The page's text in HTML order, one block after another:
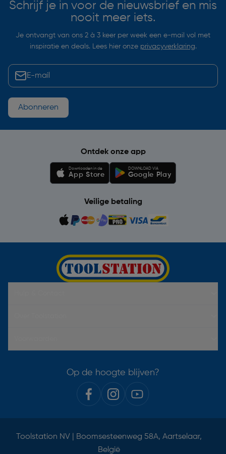
Schrijf je in voor de nieuwsbrief en mis
nooit meer iets.
Je ontvangt van ons 2 à 3 keer per week een e-mail vol met
inspiratie en deals. Lees hier onze privacyverklaring.
Abonneren
Ontdek onze app
Downloaden in de
App Store
DOWNLOAD VIA
Google Play
Veilige betaling
Op de hoogte blijven?
Toolstation NV | Boomsesteenweg 58A, Aartselaar,
België